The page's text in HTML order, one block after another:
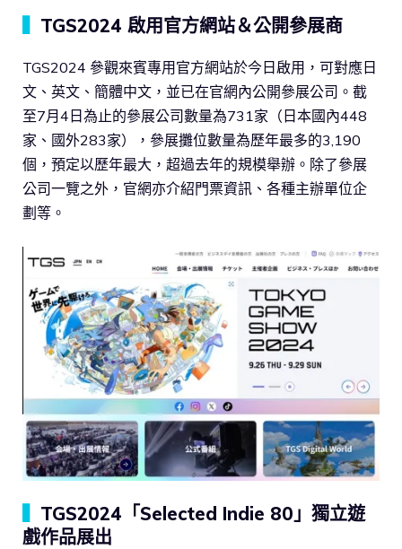
TGS2024 啟用官方網站＆公開參展商
TGS2024 參觀來賓專用官方網站於今日啟用，可對應日
文、英文、簡體中文，並已在官網內公開參展公司。截
至7月4日為止的參展公司數量為731家（日本國內448
家、國外283家），參展攤位數量為歷年最多的3,190
個，預定以歷年最大，超過去年的規模舉辦。除了參展
公司一覽之外，官網亦介紹門票資訊、各種主辦單位企
劃等。
TGS2024「Selected Indie 80」獨立遊
戲作品展出